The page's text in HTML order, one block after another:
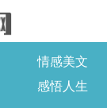
情感美文
感悟人生